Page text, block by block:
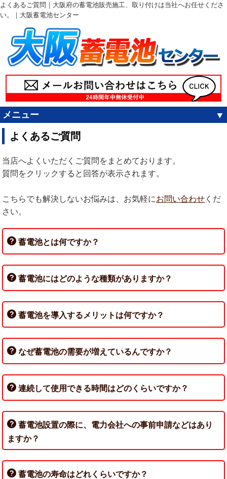
よくあるご質問｜大阪府の蓄電池販売施工、取り付けは当社へお任せくださ
い。｜大阪蓄電池センター
メニュー
よくあるご質問
当店へよくいただくご質問をまとめております。
質問をクリックすると回答が表示されます。
こちらでも解決しないお悩みは、お気軽にお問い合わせ くだ
さい。
蓄電池とは何ですか？
蓄電池にはどのような種類がありますか？
蓄電池を導入するメリットは何ですか？
なぜ蓄電池の需要が増えているんですか？
連続して使用できる時間はどのくらいですか？
蓄電池設置の際に、電力会社への事前申請などはあり
ますか？
蓄電池の寿命はどれくらいですか？